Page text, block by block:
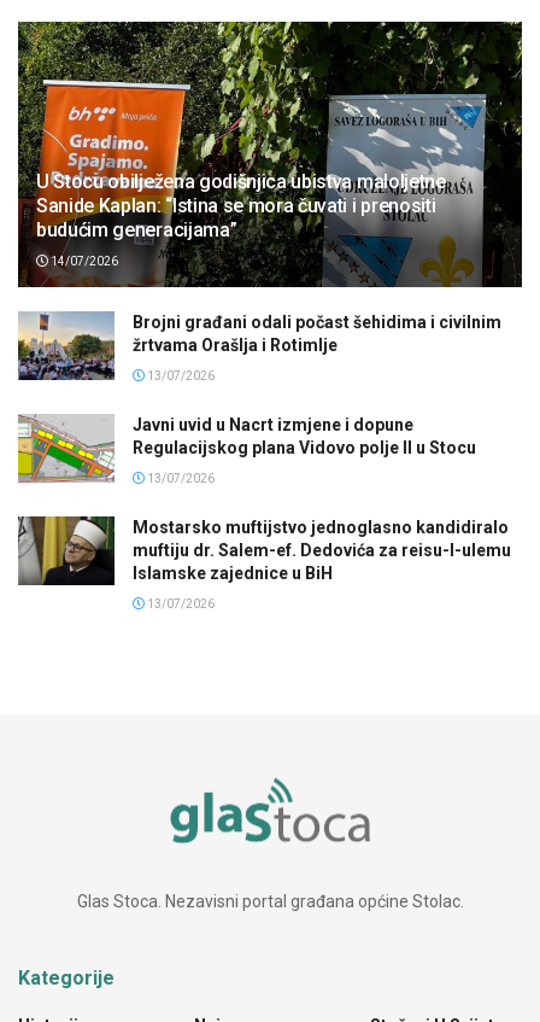
U Stocu obilježena godišnjica ubistva maloljetne
Sanide Kaplan: “Istina se mora čuvati i prenositi
budućim generacijama”
14/07/2026
Brojni građani odali počast šehidima i civilnim
žrtvama Orašlja i Rotimlje
13/07/2026
Javni uvid u Nacrt izmjene i dopune
Regulacijskog plana Vidovo polje II u Stocu
13/07/2026
Mostarsko muftijstvo jednoglasno kandidiralo
muftiju dr. Salem-ef. Dedovića za reisu-l-ulemu
Islamske zajednice u BiH
13/07/2026
Glas Stoca. Nezavisni portal građana općine Stolac.
Kategorije